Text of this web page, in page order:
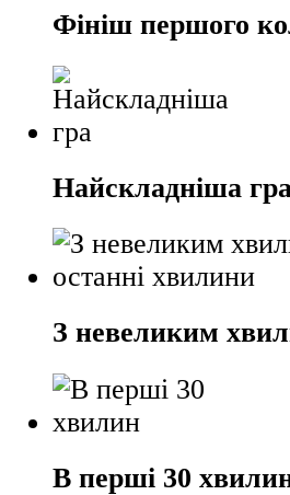
Фініш першого
Найскладніша гра
З невеликим
В перші 30